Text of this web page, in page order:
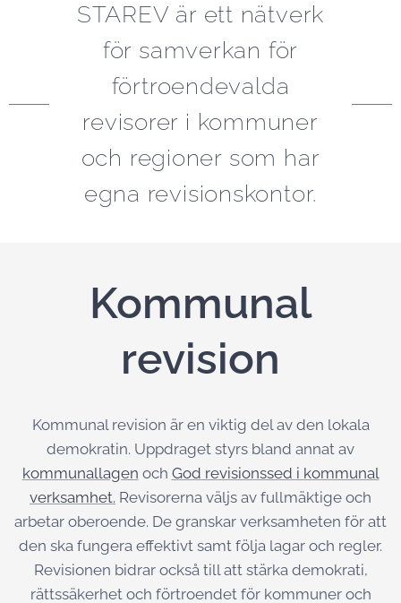
STAREV är ett nätverk
för samverkan för
förtroendevalda
revisorer i kommuner
och regioner som har
egna revisionskontor.
Kommunal
revision
Kommunal revision är en viktig del av den lokala
demokratin. Uppdraget styrs bland annat av
kommunallagen och God revisionssed i kommunal
verksamhet. Revisorerna väljs av fullmäktige och
arbetar oberoende. De granskar verksamheten för att
den ska fungera effektivt samt följa lagar och regler.
Revisionen bidrar också till att stärka demokrati,
rättssäkerhet och förtroendet för kommuner och